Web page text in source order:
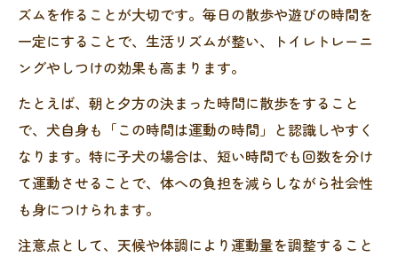
ズムを作ることが大切です。毎日の散歩や遊びの時間を
一定にすることで、生活リズムが整い、トイレトレーニ
ングやしつけの効果も高まります。
たとえば、朝と夕方の決まった時間に散歩をすること
で、犬自身も「この時間は運動の時間」と認識しやすく
なります。特に子犬の場合は、短い時間でも回数を分け
て運動させることで、体への負担を減らしながら社会性
も身につけられます。
注意点として、天候や体調により運動量を調整すること